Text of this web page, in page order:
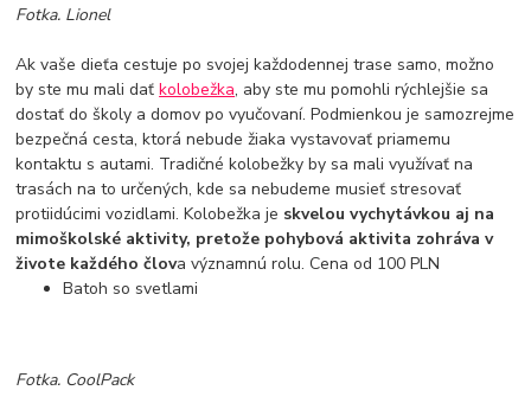
Fotka. Lionel
Ak vaše dieťa cestuje po svojej každodennej trase samo, možno
by ste mu mali daťkolobežka, aby ste mu pomohli rýchlejšie sa
dostať do školy a domov po vyučovaní. Podmienkou je samozrejme
bezpečná cesta, ktorá nebude žiaka vystavovať priamemu
kontaktu s autami. Tradičné kolobežky by sa mali využívať na
trasách na to určených, kde sa nebudeme musieť stresovať
protiidúcimi vozidlami. Kolobežka je skvelou vychytávkou aj na
mimoškolské aktivity, pretože pohybová aktivita zohráva v
živote každého člova významnú rolu. Cena od 100 PLN
Batoh so svetlami
Fotka. CoolPack